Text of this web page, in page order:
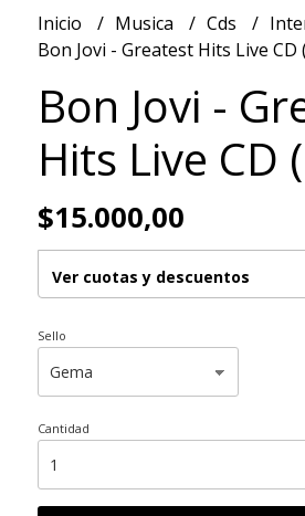
Inicio Musica Cds
Bon Jovi - Greatest Hits Live CD
Bon Jovi -
Hits Live CD
$15.000,00
Ver cuotas y descuentos
Sello
Cantidad